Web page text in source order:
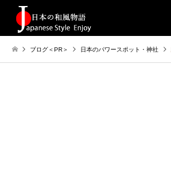
ブログ＜PR＞ 日本のパワースポット・神社